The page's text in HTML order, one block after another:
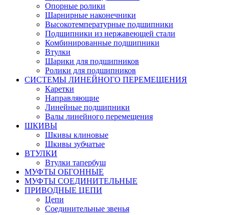
Опорные ролики
Шарнирные наконечники
Высокотемпературные подшипники
Подшипники из нержавеющей стали
Комбинированные подшипники
Втулки
Шарики для подшипников
Ролики для подшипников
СИСТЕМЫ ЛИНЕЙНОГО ПЕРЕМЕЩЕНИЯ
Каретки
Направляющие
Линейные подшипники
Валы линейного перемещения
ШКИВЫ
Шкивы клиновые
Шкивы зубчатые
ВТУЛКИ
Втулки тапербуш
МУФТЫ ОБГОННЫЕ
МУФТЫ СОЕДИНИТЕЛЬНЫЕ
ПРИВОДНЫЕ ЦЕПИ
Цепи
Соединительные звенья